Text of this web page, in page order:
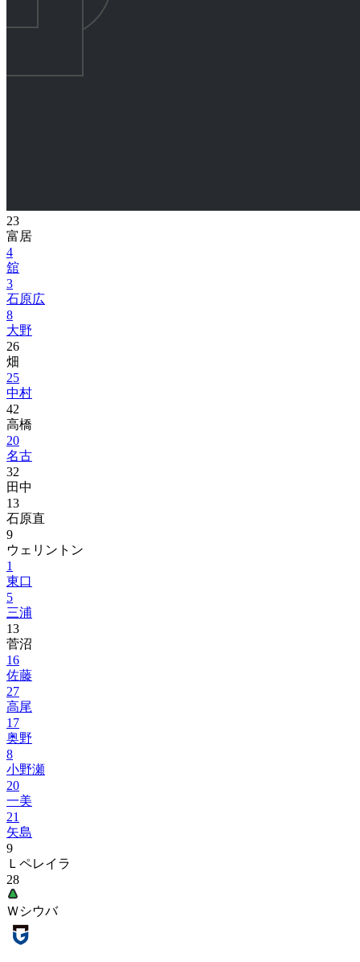
23
富居
4
舘
3
石原広
8
大野
26
畑
25
中村
42
高橋
20
名古
32
田中
13
石原直
9
ウェリントン
1
東口
5
三浦
13
菅沼
16
佐藤
27
高尾
17
奥野
8
小野瀬
20
一美
21
矢島
9
Ｌペレイラ
28
Ｗシウバ